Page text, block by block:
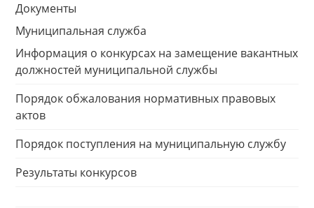
Документы
Муниципальная служба
Информация о конкурсах на замещение вакантных
должностей муниципальной службы
Порядок обжалования нормативных правовых
актов
Порядок поступления на муниципальную службу
Результаты конкурсов